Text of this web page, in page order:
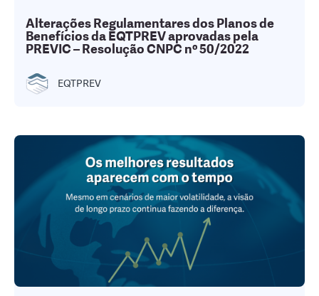
Alterações Regulamentares dos Planos de
Benefícios da EQTPREV aprovadas pela
PREVIC – Resolução CNPC nº 50/2022
EQTPREV